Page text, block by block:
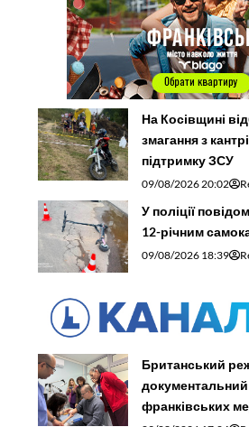
На Косівщині
змагання з
підтримку ЗСУ
09/08/2026 20:02
У поліції
12-річним
09/08/2026 18:39
Британський
франківських